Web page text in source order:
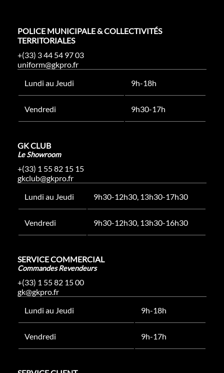
POLICE MUNICIPALE & COLLECTIVITÉS
TERRITORIALES
+(33) 3 44 54 97 03
uniform@gkpro.fr
Lundi au Jeudi
9h-18h
Vendredi 9h30-17h
GK CLUB
Le Showroom
+(33) 1 55 82 15 15
gkclub@gkpro.fr
Lundi au Jeudi
9h30-12h30, 13h30-17h30
Vendredi 9h30-12h30, 13h30-16h30
SERVICE COMMERCIAL
Commandes Revendeurs
+(33) 1 55 82 15 00
gk@gkpro.fr
Lundi au Jeudi
9h-18h
Vendredi 9h-17h